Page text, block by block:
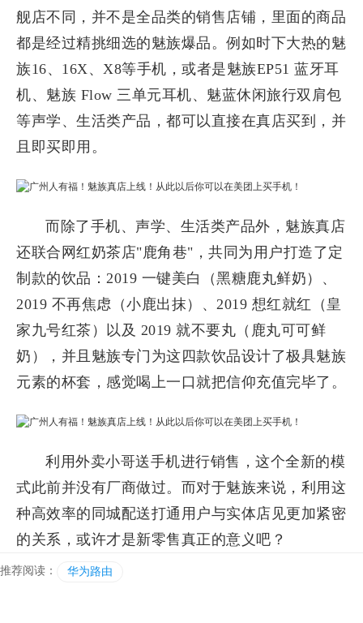
舰店不同，并不是全品类的销售店铺，里面的商品
都是经过精挑细选的魅族爆品。例如时下大热的魅
族16、16X、X8等手机，或者是魅族EP51 蓝牙耳
机、魅族 Flow 三单元耳机、魅蓝休闲旅行双肩包
等声学、生活类产品，都可以直接在真店买到，并
且即买即用。
而除了手机、声学、生活类产品外，魅族真店
还联合网红奶茶店"鹿角巷"，共同为用户打造了定
制款的饮品：2019 一键美白（黑糖鹿丸鲜奶）、
2019 不再焦虑（小鹿出抹）、2019 想红就红（皇
家九号红茶）以及 2019 就不要丸（鹿丸可可鲜
奶），并且魅族专门为这四款饮品设计了极具魅族
元素的杯套，感觉喝上一口就把信仰充值完毕了。
利用外卖小哥送手机进行销售，这个全新的模
式此前并没有厂商做过。而对于魅族来说，利用这
种高效率的同城配送打通用户与实体店见更加紧密
的关系，或许才是新零售真正的意义吧？
推荐阅读： 华为路由